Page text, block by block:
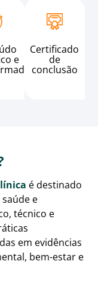
e
Certificado
de
conclusão
é destinado
e
técnico e
em evidências
bem-estar e